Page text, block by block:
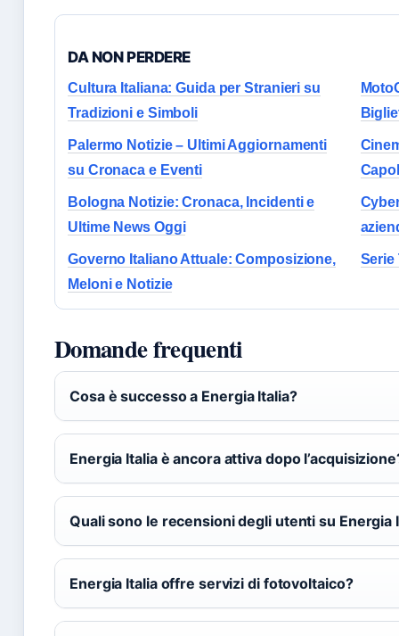
DA NON PERDERE
Cultura Italiana: Guida per Stranieri su
Tradizioni e Simboli
Palermo Notizie – Ultimi Aggiornamenti
su Cronaca e Eventi
Bologna Notizie: Cronaca, Incidenti e
Ultime News Oggi
Governo Italiano Attuale: Composizione,
Meloni e Notizie
Serie
Domande frequenti
Cosa è successo a Energia Italia?
Energia Italia è ancora attiva dopo
Quali sono le recensioni degli utenti su Energia
Energia Italia offre servizi di fotovoltaico?